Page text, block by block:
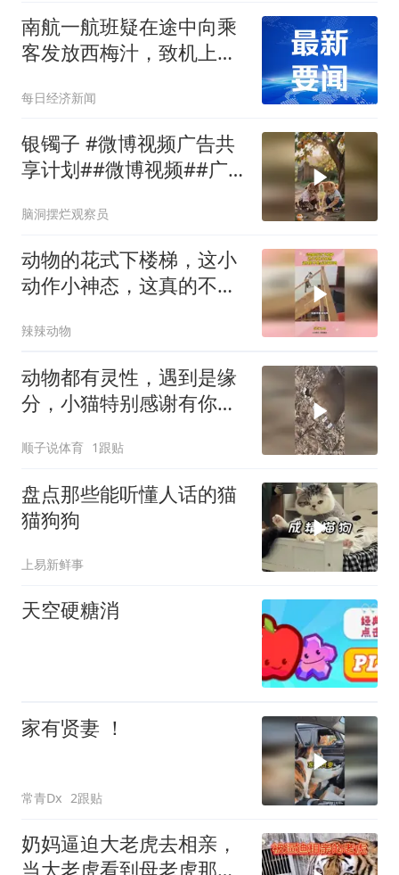
南航一航班疑在途中向乘
客发放西梅汁，致机上
回应：飞机餐食具体要以
机上提供为准，并非每架
飞机都会发放西梅汁
每日经济新闻
银镯子 #微博视频广告共
享计划##微博视频##广
脑洞摆烂观察员
动物的花式下楼梯，这小
动作小神态，这真的不是
辣辣动物
动物都有灵性，遇到是缘
分，小猫特别感谢有你，
顺子说体育 1跟贴
盘点那些能听懂人话的猫
猫狗狗
上易新鲜事
天空硬糖消
家有贤妻 ！
常青Dx 2跟贴
奶妈逼迫大老虎去相亲，
当大老虎看到母老虎那一